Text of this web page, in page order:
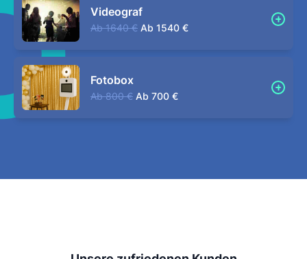
Videograf
Ab 1640 € Ab 1540 €
Fotobox
Ab 800 € Ab 700 €